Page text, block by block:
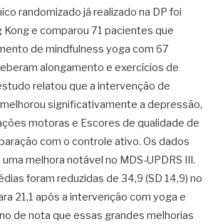
randomizado já realizado na DP foi
Kong e comparou 71 pacientes que
de mindfulness yoga com 67
alongamento e exercícios de
relatou que a intervenção de
significativamente a depressão,
motoras e Escores de qualidade de
com o controle ativo. Os dados
melhora notável no MDS-UPDRS III.
foram reduzidas de 34,9 (SD 14,9) no
21,1 após a intervenção com yoga e
de nota que essas grandes melhorias